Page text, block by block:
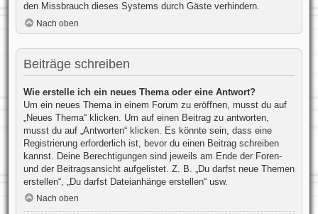
den Missbrauch dieses Systems durch Gäste verhindern.
Nach oben
Beiträge schreiben
Wie erstelle ich ein neues Thema oder eine Antwort?
Um ein neues Thema in einem Forum zu eröffnen, musst du auf
„Neues Thema“ klicken. Um auf einen Beitrag zu antworten,
musst du auf „Antworten“ klicken. Es könnte sein, dass eine
Registrierung erforderlich ist, bevor du einen Beitrag schreiben
kannst. Deine Berechtigungen sind jeweils am Ende der Foren-
und der Beitragsansicht aufgelistet. Z. B. „Du darfst neue Themen
erstellen“, „Du darfst Dateianhänge erstellen“ usw.
Nach oben